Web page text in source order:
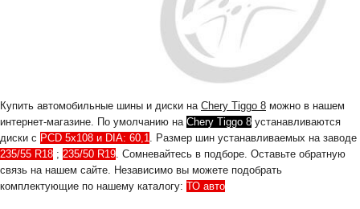
Купить автомобильные шины и диски на Chery Tiggo 8 можно в нашем
интернет-магазине. По умолчанию на Chery Tiggo 8 устанавливаются
диски с PCD 5x108 и DIA: 60,1. Размер шин устанавливаемых на заводе
235/55 R18 ; 235/50 R19. Сомневайтесь в подборе. Оставьте обратную
связь на нашем сайте. Независимо вы можете подобрать
комплектующие по нашему каталогу: ТО авто